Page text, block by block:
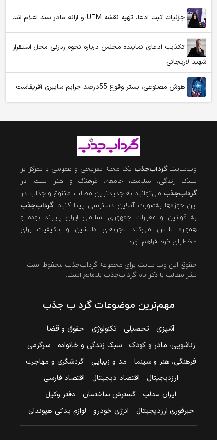
جزئیات ثبت ادعا، تهیه نقشه UTM و ارائه مادر سند اعلام شد
تکذیب ادعای نماینده مجلس درباره نحوه ردزنی محل استقرار
شهید لاریجانی
هوش مصنوعی، بستر وقوع 55درصد جرایم سایبری آفریقاست
وب‌سایتگرداب‌جذب یک مجله تفریحی و عمومی با تمرکز بر
سبک زندگی، سلامت، جامعه، فرهنگ و هنر است. در
گرداب‌جذب می‌توانید به جدیدترین مطالب متنوع و جذاب در
این حوزه‌ها به‌صورت آنلاین دسترسی پیدا کنید.گرداب‌جذب
به قوانین و مقررات جمهوری اسلامی ایران پایبند بوده و
همواره تلاش می‌کند تجربه‌ای دلنشین و باکیفیت برای
مخاطبان خود فراهم آورد.
حقوق این وب سایت برای مجموعه گرداب‌جذب محفوظ است.
نشر مطالب با ذکر نام گرداب‌جذب بلامانع است.
مهم‌ترین موضوعات گرداب جذب
آشپزی تحصیلی تکنولوژی
حقوق و قضا
زناشویی، مادر و کودک
سبک زندگی و خانواده
سرگرمی
فرهنگی، هنر و سینما
مد و زیبایی
گردشگری و مهاجرت
ارزدیجیتال
اقتصاد دیجیتال
اقتصاد فارسی
ایران مدلب
گسترش ساختمان
دفتر وکیل
خبرفوری ارزدیجیتال
انرژی خودرو لوازم یدکی هیوندای